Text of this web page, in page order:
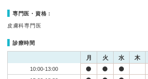
専門医・資格：
皮膚科専門医
診療時間
月 火 水 木
10:00-13:00